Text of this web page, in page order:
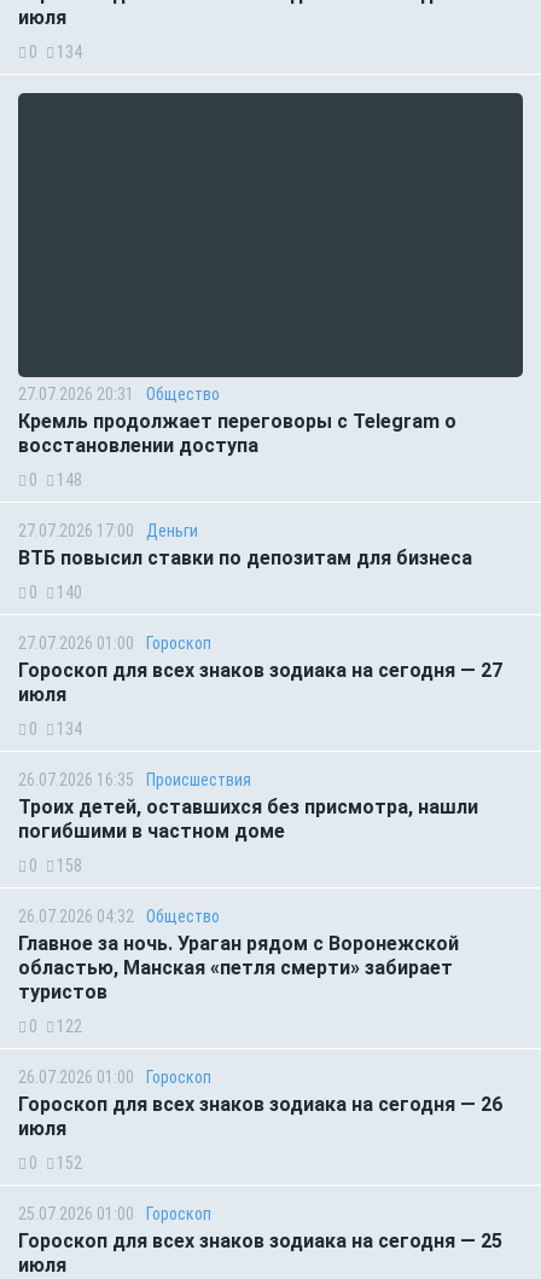
июля
0 134
27.07.2026 20:31 Общество
Кремль продолжает переговоры с Telegram о
восстановлении доступа
0 148
27.07.2026 17:00 Деньги
ВТБ повысил ставки по депозитам для бизнеса
0 140
27.07.2026 01:00 Гороскоп
Гороскоп для всех знаков зодиака на сегодня — 27
июля
0 134
26.07.2026 16:35 Происшествия
Троих детей, оставшихся без присмотра, нашли
погибшими в частном доме
0 158
26.07.2026 04:32 Общество
Главное за ночь. Ураган рядом с Воронежской
областью, Манская «петля смерти» забирает
туристов
0 122
26.07.2026 01:00 Гороскоп
Гороскоп для всех знаков зодиака на сегодня — 26
июля
0 152
25.07.2026 01:00 Гороскоп
Гороскоп для всех знаков зодиака на сегодня — 25
июля